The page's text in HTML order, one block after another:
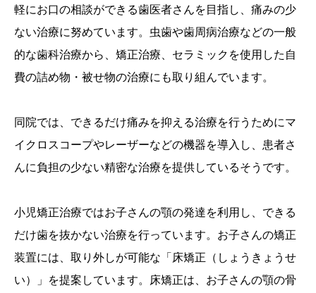
軽にお口の相談ができる歯医者さんを目指し、痛みの少
ない治療に努めています。虫歯や歯周病治療などの一般
的な歯科治療から、矯正治療、セラミックを使用した自
費の詰め物・被せ物の治療にも取り組んでいます。
同院では、できるだけ痛みを抑える治療を行うためにマ
イクロスコープやレーザーなどの機器を導入し、患者さ
んに負担の少ない精密な治療を提供しているそうです。
小児矯正治療ではお子さんの顎の発達を利用し、できる
だけ歯を抜かない治療を行っています。お子さんの矯正
装置には、取り外しが可能な「床矯正（しょうきょうせ
い）」を提案しています。床矯正は、お子さんの顎の骨